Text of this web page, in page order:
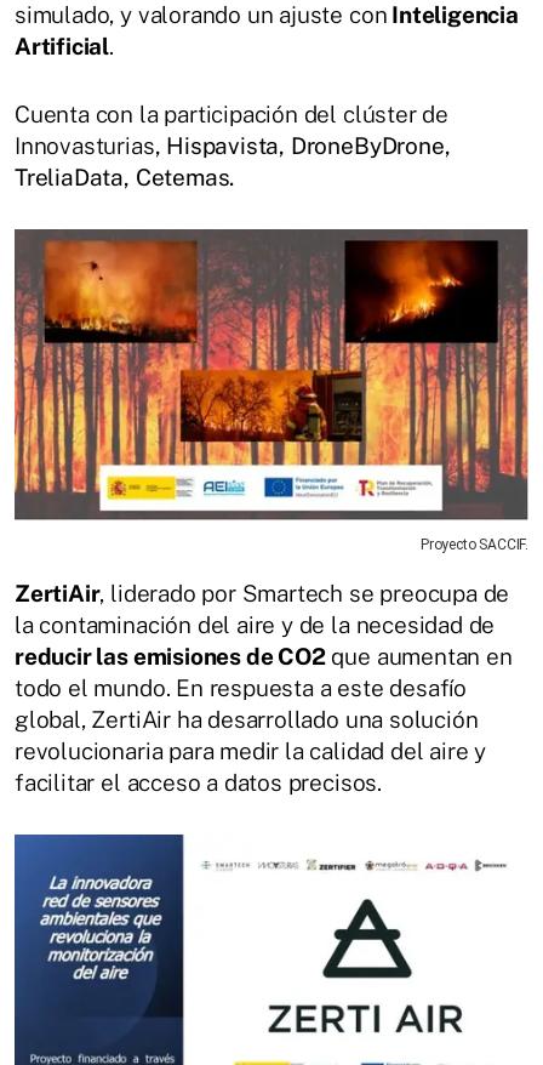
simulado, y valorando un ajuste con Inteligencia
Artificial.
Cuenta con la participación del clúster de
Innovasturias, Hispavista, DroneByDrone,
TreliaData, Cetemas.
Proyecto SACCIF.
ZertiAir, liderado por Smartech se preocupa de
la contaminación del aire y de la necesidad de
reducir las emisiones de CO2que aumentan en
todo el mundo. En respuesta a este desafío
global, ZertiAir ha desarrollado una solución
revolucionaria para medir la calidad del aire y
facilitar el acceso a datos precisos.